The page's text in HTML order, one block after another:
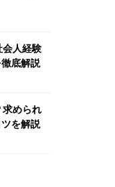
会人経験
底解説
求められ
を解説